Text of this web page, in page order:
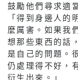
鼓勵他們尋求適
「得到身邊人的
麼厲害。如果我
想那些東西的話
是自己的問題。
仍處理得不好，
衍生出來。」